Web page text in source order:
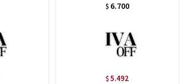
$ 6.700
$ 5.492